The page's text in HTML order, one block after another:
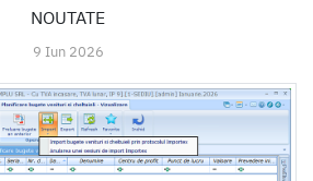
NOUTATE
9 Iun 2026